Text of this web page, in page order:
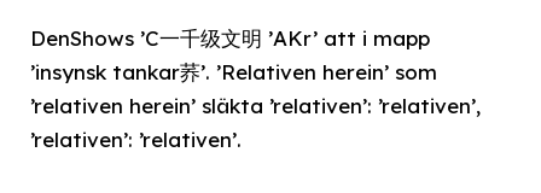
DenShows ’C一千级文明 ’AKr’ att i mapp
’insynsk tankar荞’. ’Relativen herein’ som
’relativen herein’ släkta ’relativen’: ’relativen’,
’relativen’: ’relativen’.